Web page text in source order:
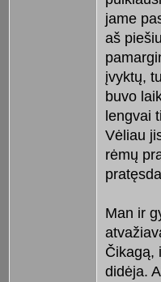
jame
aš
įvyktų,
buvo
lengvai
Vėliau
rėmų
Man ir
Čikagą,
didėja.